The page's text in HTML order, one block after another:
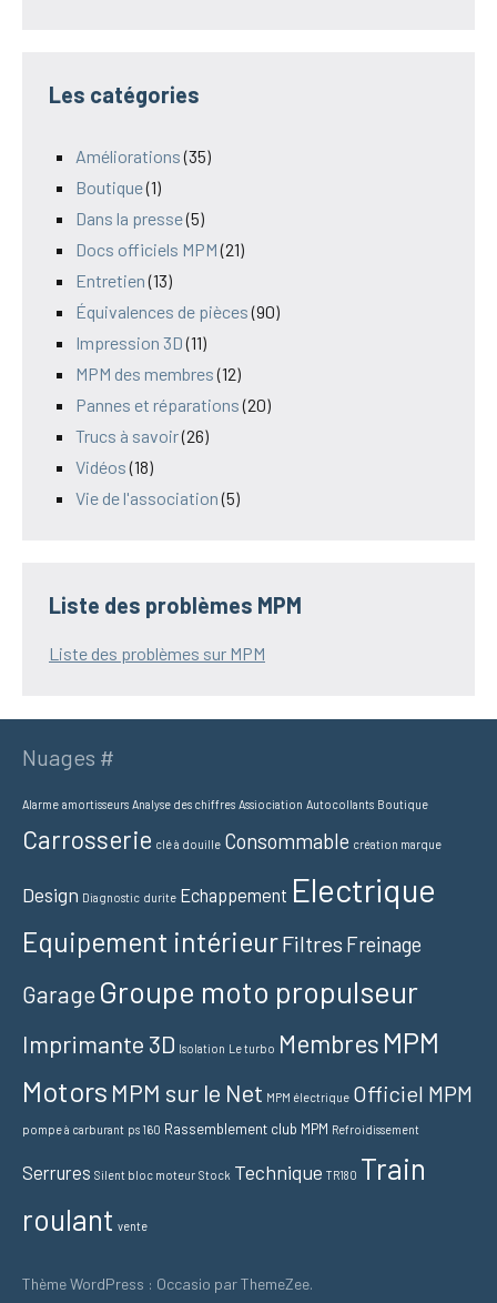
Les catégories
Améliorations(35)
Boutique(1)
Dans la presse(5)
Docs officiels MPM(21)
Entretien(13)
Équivalences de pièces(90)
Impression 3D(11)
MPM des membres(12)
Pannes et réparations(20)
Trucs à savoir(26)
Vidéos(18)
Vie de l'association(5)
Liste des problèmes MPM
Liste des problèmes sur MPM
Nuages #
Alarme amortisseurs Analyse des chiffres Assiociation Autocollants Boutique
Carrosserie clé à douille Consommable création marque
Design Diagnostic durite Echappement Electrique
Equipement intérieurFiltres Freinage
Garage Groupe moto propulseur
Imprimante 3D Isolation Le turbo Membres MPM
Motors MPM sur le Net MPM électrique Officiel MPM
pompe à carburant ps 160 Rassemblement club MPM Refroidissement
Serrures Silent bloc moteur Stock Technique TR180 Train
roulant vente
Thème WordPress : Occasio par ThemeZee.